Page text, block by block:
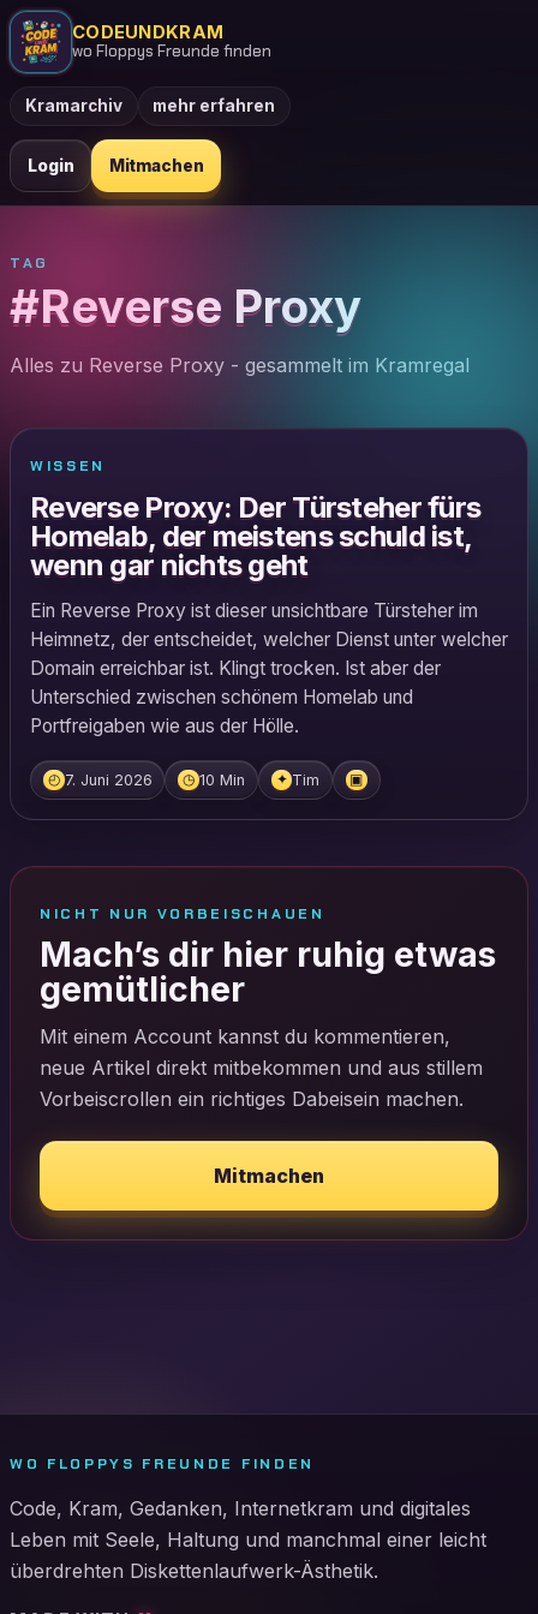
CODEUNDKRAM
wo Floppys Freunde finden
Kramarchiv mehr erfahren
Login Mitmachen
TAG
#Reverse Proxy
Alles zu Reverse Proxy - gesammelt im Kramregal
WISSEN
Reverse Proxy: Der Türsteher fürs
Homelab, der meistens schuld ist,
wenn gar nichts geht
Ein Reverse Proxy ist dieser unsichtbare Türsteher im
Heimnetz, der entscheidet, welcher Dienst unter welcher
Domain erreichbar ist. Klingt trocken. Ist aber der
Unterschied zwischen schönem Homelab und
Portfreigaben wie aus der Hölle.
◴ 7. Juni 2026 ◷ 10 Min ✦ Tim ▣
NICHT NUR VORBEISCHAUEN
Mach’s dir hier ruhig etwas
gemütlicher
Mit einem Account kannst du kommentieren,
neue Artikel direkt mitbekommen und aus stillem
Vorbeiscrollen ein richtiges Dabeisein machen.
Mitmachen
WO FLOPPYS FREUNDE FINDEN
Code, Kram, Gedanken, Internetkram und digitales
Leben mit Seele, Haltung und manchmal einer leicht
überdrehten Diskettenlaufwerk-Ästhetik.